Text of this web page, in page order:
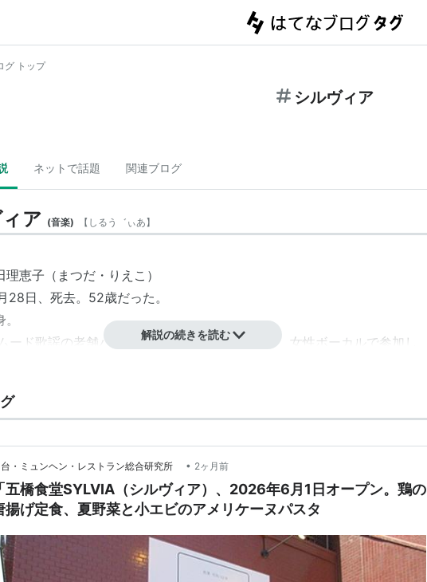
グ トップ
シルヴィア
ネットで話題 関連ブログ
ア (音楽) 【 しるう゛ぃあ】
理恵子（ まつだ・りえこ ）
28日、死去。52歳だった。
ード歌謡の老舗バンド、ロス・インディオス
に、女性ボーカルで参加し、
ア
リスティーン・ジェフス Christine Jeffs (Directed by)
リソン・オーウェン Alison Owen (producer)
ョン・ブラウンロウ John Brownlow (Writing credits)
ブリエル・ヤーレ Gabriel Yared (Original Music by)
解説の続きを読む
・ミュンヘン・レストラン総合研究所 • 2ヶ月前
「五橋食堂SYLVIA（シルヴィア）、2026年6月1日オープン。鶏の
揚げ定食、夏野菜と小エビのアメリケーヌパスタ